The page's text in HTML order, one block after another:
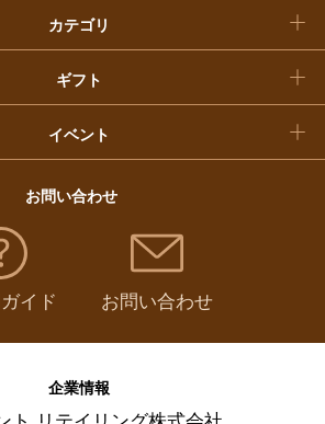
カテゴリ
ギフト
イベント
福袋
お問い合わせ
イド お問い合わせ
企業情報